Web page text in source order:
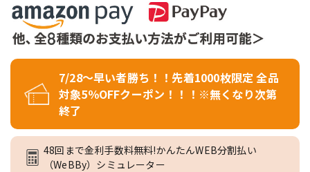
7/28～早い者勝ち！！先着1000枚限定 全品
対象5％OFFクーポン！！！※無くなり次第
終了
48回まで金利手数料無料!かんたんWEB分割払い
（WeBBy）シミュレーター